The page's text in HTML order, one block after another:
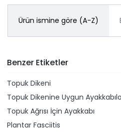
Ürün ismine göre (A-Z)
Benzer Etiketler
Topuk Dikeni
Topuk Dikenine Uygun
Topuk Ağrısı İçin Ayakkabı
Plantar Fasciitis